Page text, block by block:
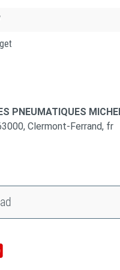
PNEUMATIQUES
Clermont-Ferrand, fr